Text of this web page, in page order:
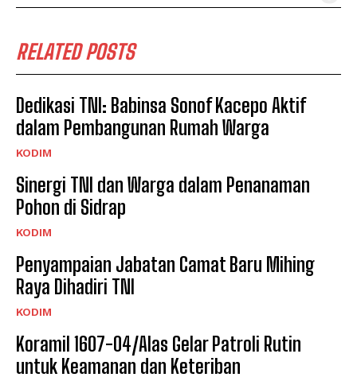
RELATED POSTS
Dedikasi TNI: Babinsa Sonof Kacepo Aktif
dalam Pembangunan Rumah Warga
KODIM
Sinergi TNI dan Warga dalam Penanaman
Pohon di Sidrap
KODIM
Penyampaian Jabatan Camat Baru Mihing
Raya Dihadiri TNI
KODIM
Koramil 1607-04/Alas Gelar Patroli Rutin
untuk Keamanan dan Keteriban